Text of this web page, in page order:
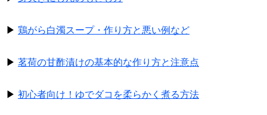
▶ 鶏がら白濁スープ・作り方と悪い例など
▶ 茗荷の甘酢漬けの基本的な作り方と注意点
▶ 初心者向け！ゆでダコを柔らかく煮る方法